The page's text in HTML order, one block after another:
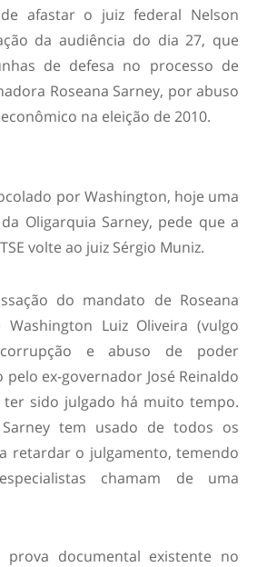
afastar o juiz federal Nelson
da audiência do dia 27, que
de defesa no processo de
Roseana Sarney, por abuso
na eleição de 2010.
por Washington, hoje uma
Oligarquia Sarney, pede que a
volte ao juiz Sérgio Muniz.
do mandato de Roseana
Luiz Oliveira (vulgo
e abuso de poder
ex-governador José Reinaldo
ter sido julgado há muito tempo.
tem usado de todos os
retardar o julgamento, temendo
chamam de uma
documental existente no